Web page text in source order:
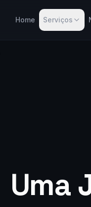
Home Serviços
Uma